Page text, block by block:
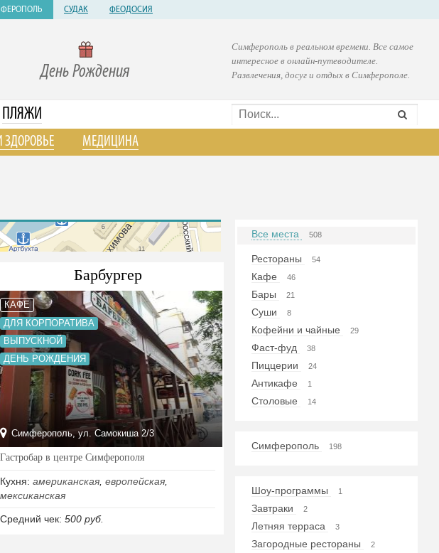
СУДАК ФЕОДОСИЯ
День Рождения
Симферополь в реальном времени. Все самое
интересное в онлайн-путеводителе.
Развлечения, досуг и отдых в Симферополе.
ПЛЯЖИ
ЗДОРОВЬЕ МЕДИЦИНА
Барбургер
КАФЕ
ДЛЯ КОРПОРАТИВА
ВЫПУСКНОЙ
ДЕНЬ РОЖДЕНИЯ
Симферополь, ул. Самокиша 2/3
Гастробар в центре Симферополя
Кухня:американская ,европейская
мексиканская
Средний чек:500 руб.
Все места 508
Рестораны 54
Кафе 46
Бары 21
Суши 8
Кофейни и чайные 29
Фаст-фуд 38
Пиццерии 24
Антикафе 1
Столовые 14
Симферополь 198
Шоу-программы 1
Завтраки 2
Летняя терраса 3
Загородные рестораны 2